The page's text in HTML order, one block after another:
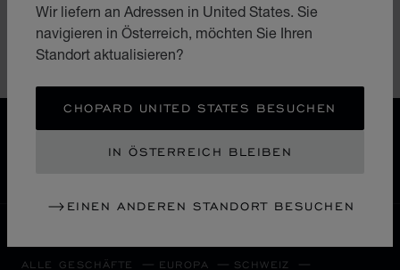
Wir liefern an Adressen in United States. Sie
navigieren in Österreich, möchten Sie Ihren
Standort aktualisieren?
CHOPARD UNITED STATES BESUCHEN
IN ÖSTERREICH BLEIBEN
EINEN ANDEREN STANDORT BESUCHEN
L.U.C.
SICHERE BEZAHLUNG
ALLE GESCHÄFTE EUROPA SCHWEIZ